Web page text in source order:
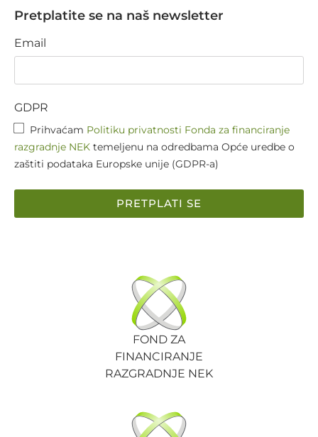
Pretplatite se na naš newsletter
Email
GDPR
Prihvaćam Politiku privatnosti Fonda za financiranje
razgradnje NEK temeljenu na odredbama Opće uredbe o
zaštiti podataka Europske unije (GDPR-a)
PRETPLATI SE
FOND ZA
FINANCIRANJE
RAZGRADNJE NEK